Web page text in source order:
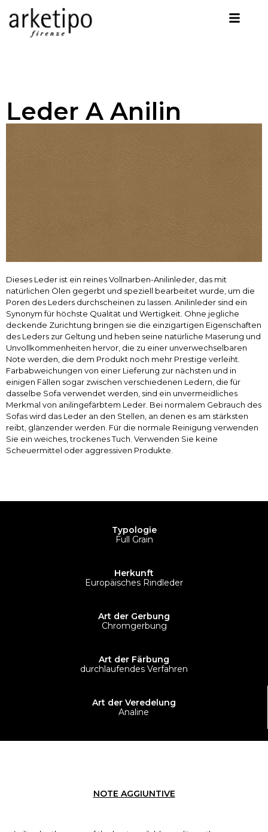
Leder A Anilin
Dieses Leder ist ein reines Vollnarben-Anilinleder, das mit
natürlichen Ölen gegerbt und speziell bearbeitet wurde, um die
Poren des Leders durchscheinen zu lassen. Anilinleder sind ein
Synonym für höchste Qualität und Wertigkeit. Ohne jegliche
deckende Zurichtung bringen sie die einzigartigen Eigenschaften
des Leders zur Geltung und heben seine natürliche Maserung und
Unvollkommenheiten hervor, die zu einer unverwechselbaren
Note werden, die dem Produkt noch mehr Prestige verleiht.
Farbabweichungen von einer Lieferung zur nächsten und in
einigen Fällen sogar zwischen verschiedenen Ledern, die für
dasselbe Sofa verwendet werden, sind ein unvermeidliches
Merkmal von anilingefärbtem Leder. Bei normalem Gebrauch des
Sofas wird das Leder an den Stellen, an denen es am stärksten
reibt, glänzender werden. Für die normale Reinigung verwenden
Sie ein weiches, trockenes Tuch. Verwenden Sie keine
Scheuermittel oder aggressiven Produkte.
Typologie
Full Grain
Herkunft
Europäisches Rindleder
Art der Gerbung
Chromgerbung
Art der Färbung
durchlaufendes Verfahren
Art der Veredelung
Analine
NOTE AGGIUNTIVE